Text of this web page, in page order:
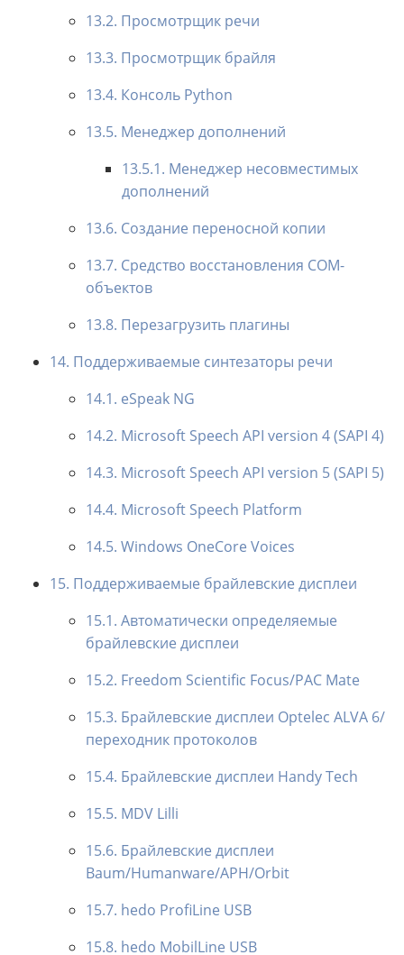
13.2. Просмотрщик речи
13.3. Просмотрщик брайля
13.4. Консоль Python
13.5. Менеджер дополнений
13.5.1. Менеджер несовместимых
дополнений
13.6. Создание переносной копии
13.7. Средство восстановления COM-
объектов
13.8. Перезагрузить плагины
14. Поддерживаемые синтезаторы речи
14.1. eSpeak NG
14.2. Microsoft Speech API version 4 (SAPI 4)
14.3. Microsoft Speech API version 5 (SAPI 5)
14.4. Microsoft Speech Platform
14.5. Windows OneCore Voices
15. Поддерживаемые брайлевские дисплеи
15.1. Автоматически определяемые
брайлевские дисплеи
15.2. Freedom Scientific Focus/PAC Mate
15.3. Брайлевские дисплеи Optelec ALVA 6/
переходник протоколов
15.4. Брайлевские дисплеи Handy Tech
15.5. MDV Lilli
15.6. Брайлевские дисплеи
Baum/Humanware/APH/Orbit
15.7. hedo ProfiLine USB
15.8. hedo MobilLine USB